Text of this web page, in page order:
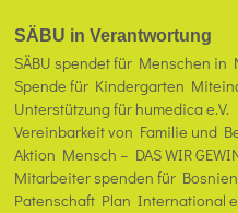
SÄBU in Verantwortung
SÄBU spendet für Menschen in
Spende für Kindergarten
Unterstützung für humedica e.V.
Vereinbarkeit von Familie und
Aktion Mensch – DAS WIR
Mitarbeiter spenden für Bosnien
Patenschaft Plan International